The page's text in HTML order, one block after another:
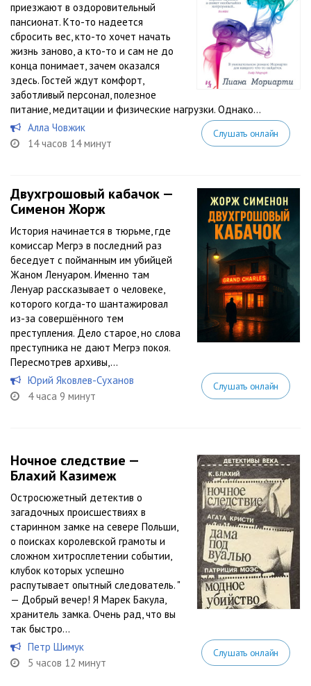
приезжают в оздоровительный
пансионат. Кто-то надеется
сбросить вес, кто-то хочет начать
жизнь заново, а кто-то и сам не до
конца понимает, зачем оказался
здесь. Гостей ждут комфорт,
заботливый персонал, полезное
питание, медитации и физические нагрузки. Однако...
Алла Човжик
14 часов 14 минут
Слушать онлайн
Двухгрошовый кабачок —
Сименон Жорж
История начинается в тюрьме, где
комиссар Мегрэ в последний раз
беседует с пойманным им убийцей
Жаном Ленуаром. Именно там
Ленуар рассказывает о человеке,
которого когда-то шантажировал
из-за совершённого тем
преступления. Дело старое, но слова
преступника не дают Мегрэ покоя.
Пересмотрев архивы,...
Юрий Яковлев-Суханов
4 часа 9 минут
Слушать онлайн
Ночное следствие —
Блахий Казимеж
Остросюжетный детектив о
загадочных происшествиях в
старинном замке на севере Польши,
о поисках королевской грамоты и
сложном хитросплетении событии,
клубок которых успешно
распутывает опытный следователь. "
— Добрый вечер! Я Марек Бакула,
хранитель замка. Очень рад, что вы
так быстро...
Петр Шимук
5 часов 12 минут
Слушать онлайн